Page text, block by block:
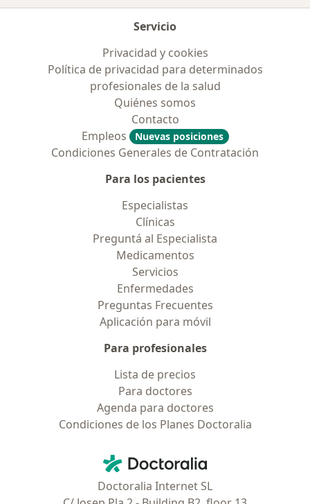
Servicio
Privacidad y cookies
Política de privacidad para determinados
profesionales de la salud
Quiénes somos
Contacto
Empleos
Nuevas posiciones
Condiciones Generales de Contratación
Para los pacientes
Especialistas
Clínicas
Preguntá al Especialista
Medicamentos
Servicios
Enfermedades
Preguntas Frecuentes
Aplicación para móvil
Para profesionales
Lista de precios
Para doctores
Agenda para doctores
Condiciones de los Planes Doctoralia
Doctoralia - Página de inicio
Doctoralia Internet SL